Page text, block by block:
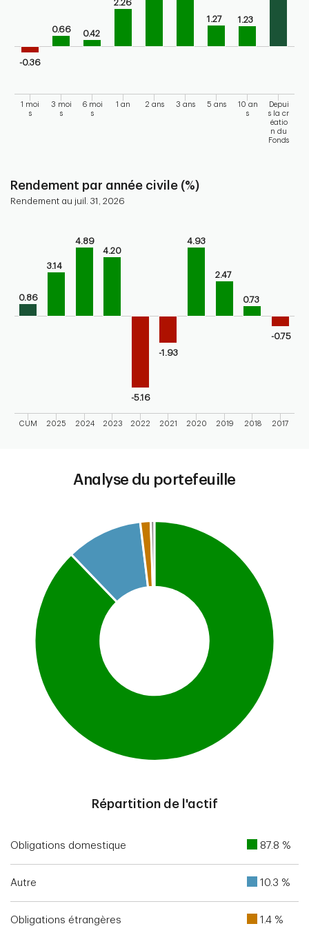
The chart has 1 Y axis displaying values. Range: -2 to 6.
-0.36
0.66 0.42
2.26
1.27
1.23
1 moi
s
3 moi
s
6 moi
s
1 an 2 ans 3 ans 5 ans
10 an
s
Depui
s la cr
éatio
n du
Fonds
Rendement par année civile (%)
Rendement au juil. 31, 2026
Bar chart with 10 bars.
Bar chart for calendar performance of the fund
The chart has 1 X axis displaying categories.
0.86
3.14
4.89
4.20
-5.16
-1.93
4.93
2.47
0.73
-0.75
CUM 2025 2024 2023 2022 2021 2020 2019 2018 2017
Analyse du portefeuille
Pie chart with 4 slices.
This is a portfolio analysis pie chart
Répartition de l'actif
Obligations domestique 87.8 %
Autre 10.3 %
Obligations étrangères 1.4 %